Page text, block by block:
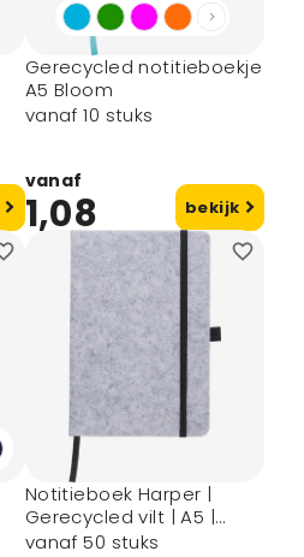
Gerecycled notitieboekje
A5 Bloom
vanaf 10 stuks
vanaf
1,08 bekijk
Notitieboek Harper |
Gerecycled vilt | A5 |
Gelijnd
vanaf 50 stuks